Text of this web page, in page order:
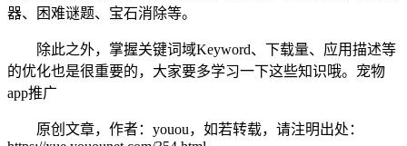
器、困难谜题、宝石消除等。
除此之外，掌握关键词域Keyword、下载量、应用描述等
的优化也是很重要的，大家要多学习一下这些知识哦。宠物
app推广
原创文章，作者：youou，如若转载，请注明出处：